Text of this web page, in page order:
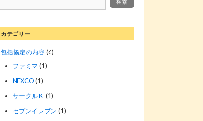
カテゴリー
包括協定の内容(6)
ファミマ (1)
NEXCO (1)
サークルＫ (1)
セブンイレブン (1)